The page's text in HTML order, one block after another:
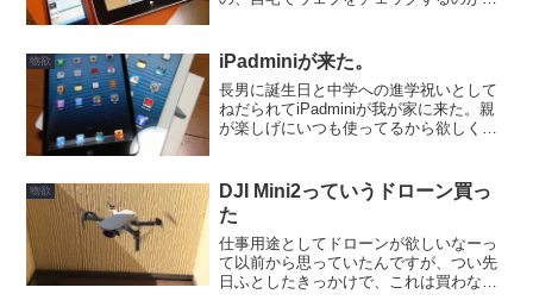
込んでスイッチを付けて、PCが起動する
のを待っ...
物欲 iPadminiが来た。
長男に誕生日と中学への進学祝いとして
ねだられてiPadminiが我が家に来た。親
が楽しげにいつも使ってるから欲しくな
束。
物欲
DJI Mini2っていうドローン買っ
た
仕事用途としてドローンが欲しいなーっ
て以前から思っていたんですが、つい先
日ふとしたきっかけで、これは買わない